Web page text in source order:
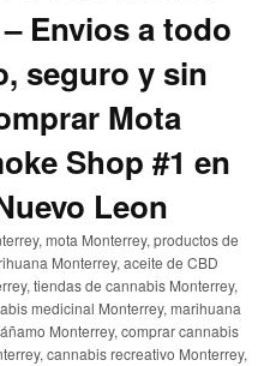
Envios a todo
seguro y sin
Mota
Shop #1 en
Leon
mota Monterrey, productos de
Monterrey, aceite de CBD
tiendas de cannabis Monterrey,
medicinal Monterrey, marihuana
Monterrey, comprar cannabis
cannabis recreativo Monterrey,